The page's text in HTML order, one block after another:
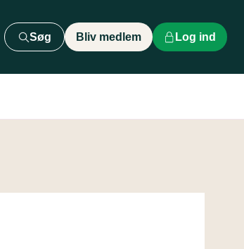
Søg Bliv medlem Log ind